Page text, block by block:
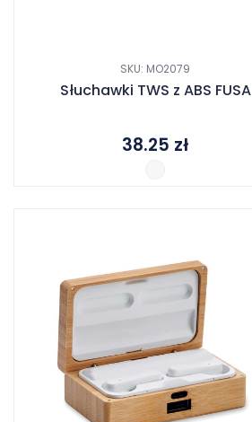
SKU: MO2079
Słuchawki TWS z ABS FUSA
38.25 zł